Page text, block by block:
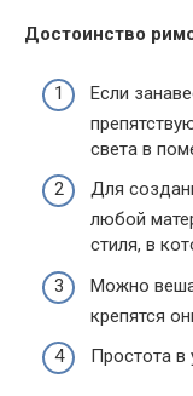
Достоинство
Если
света в
Для
любой
стиля, в
Можно
крепятся
Простота в